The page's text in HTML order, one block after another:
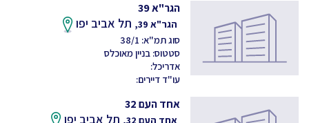
הגר"א 39
הגר"א 39, תל אביב יפו
סוג תמ"א: 38/1
סטטוס: בניין מאוכלס
אדריכל:
עו"ד דיירים:
אחד העם 32
אחד העם 32, תל אביב יפו